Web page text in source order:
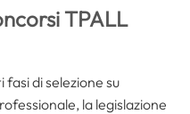
TPALL
di selezione su
la legislazione